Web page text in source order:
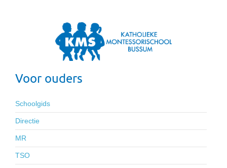
Voor ouders
Schoolgids
Directie
MR
TSO